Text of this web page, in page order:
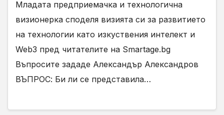
Младата предприемачка и технологична
визионерка споделя визията си за развитието
на технологии като изкуствения интелект и
Web3 пред читателите на Smartage.bg
Въпросите зададе Александър Александров
ВЪПРОС: Би ли се представила…